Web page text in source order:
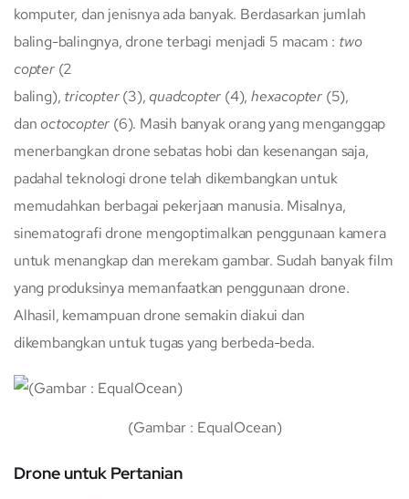
komputer, dan jenisnya ada banyak. Berdasarkan jumlah
baling-balingnya, drone terbagi menjadi 5 macam : two
copter(2
baling), tricopter(3),quadcopter (4),hexacopter (5),
danoctocopter (6). Masih banyak orang yang menganggap
menerbangkan drone sebatas hobi dan kesenangan saja,
padahal teknologi drone telah dikembangkan untuk
memudahkan berbagai pekerjaan manusia. Misalnya,
sinematografi drone mengoptimalkan penggunaan kamera
untuk menangkap dan merekam gambar. Sudah banyak film
yang produksinya memanfaatkan penggunaan drone.
Alhasil, kemampuan drone semakin diakui dan
dikembangkan untuk tugas yang berbeda-beda.
(Gambar : EqualOcean)
Drone untuk Pertanian